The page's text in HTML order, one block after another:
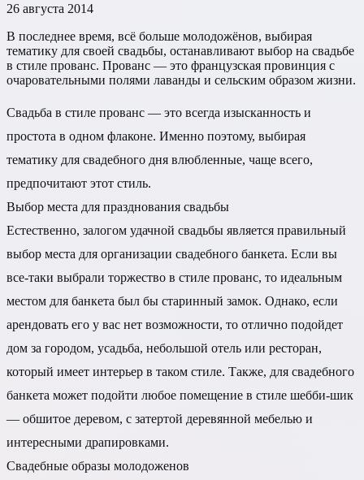
26 августа 2014
В последнее время, всё больше молодожёнов, выбирая
тематику для своей свадьбы, останавливают выбор на свадьбе
в стиле прованс. Прованс — это французская провинция с
очаровательными полями лаванды и сельским образом жизни.
Свадьба в стиле прованс — это всегда изысканность и
простота в одном флаконе. Именно поэтому, выбирая
тематику для свадебного дня влюбленные, чаще всего,
предпочитают этот стиль.
Выбор места для празднования свадьбы
Естественно, залогом удачной свадьбы является правильный
выбор места для организации свадебного банкета. Если вы
все-таки выбрали торжество в стиле прованс, то идеальным
местом для банкета был бы старинный замок. Однако, если
арендовать его у вас нет возможности, то отлично подойдет
дом за городом, усадьба, небольшой отель или ресторан,
который имеет интерьер в таком стиле. Также, для свадебного
банкета может подойти любое помещение в стиле шебби-шик
— обшитое деревом, с затертой деревянной мебелью и
интересными драпировками.
Свадебные образы молодоженов